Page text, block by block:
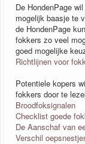
De HondenPage
mogelijk baasje te
de HondenPage
fokkers zo veel
goed mogelijke
Richtlijnen voor
Potentiele kopers
fokkers door te
Broodfoksignalen
Checklist goede
De Aanschaf van
Verschil